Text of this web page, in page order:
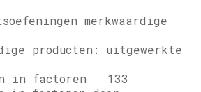
merkwaardige
producten: uitgewerkte
in factoren 133